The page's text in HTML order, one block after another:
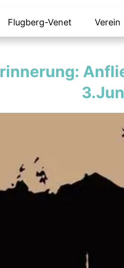
Flugberg-Venet Verein